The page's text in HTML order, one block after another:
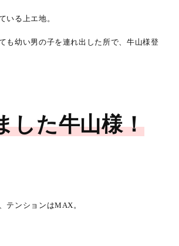
いる上エ地。
も幼い男の子を連れ出した所で、牛山様登
した牛山様！
テンションはMAX。